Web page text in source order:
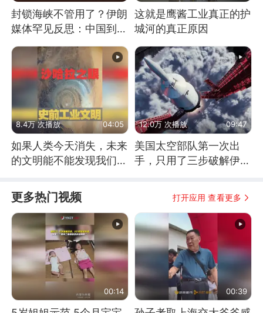
封锁海峡不管用了？伊朗
媒体罕见反思：中国到底
这就是鹰酱工业真正的护
城河的真正原因
8.4万 次播放 04:05
如果人类今天消失，未来
的文明能不能发现我们存
12.0万 次播放 09:47
美国太空部队第一次出
手，只用了三步破解伊朗
更多热门视频 打开应用 查看更多
00:14 00:39